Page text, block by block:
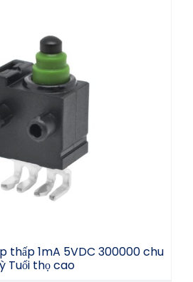
áp thấp 1mA 5VDC
chu kỳ Tuổi thọ cao
thấp 1mA 5VDC 300000 chu
Tuổi thọ cao